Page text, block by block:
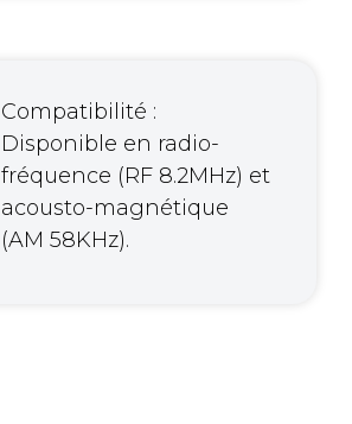
Compatibilité :
Disponible en radio-
fréquence (RF 8.2MHz) et
acousto-magnétique
(AM 58KHz).